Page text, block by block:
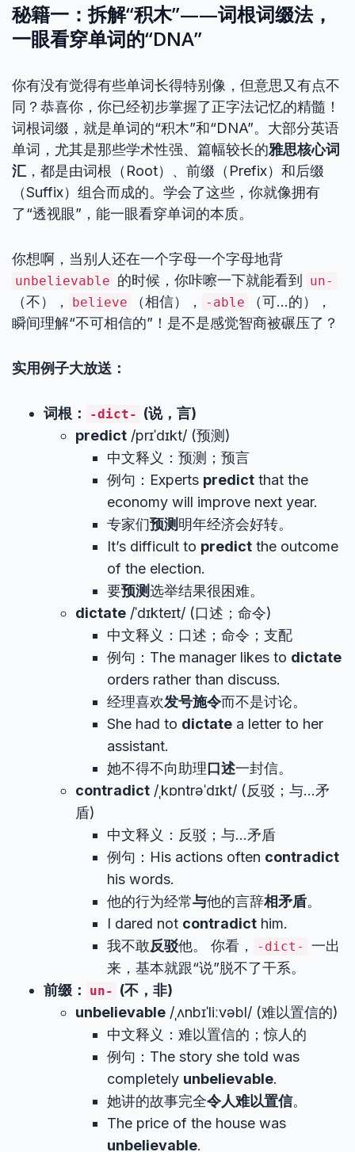
秘籍一：拆解“积木”——词根词缀法，
一眼看穿单词的“DNA”
你有没有觉得有些单词长得特别像，但意思又有点不
同？恭喜你，你已经初步掌握了正字法记忆的精髓！
词根词缀，就是单词的“积木”和“DNA”。大部分英语
单词，尤其是那些学术性强、篇幅较长的雅思核心词
汇 ，都是由词根（Root）、前缀（Prefix）和后缀
（Suffix）组合而成的。学会了这些，你就像拥有
了“透视眼”，能一眼看穿单词的本质。
你想啊，当别人还在一个字母一个字母地背
unbelievable 的时候，你咔嚓一下就能看到 un-
（不）， believe （相信）， -able
（可…的），
瞬间理解“不可相信的”！是不是感觉智商被碾压了？
实用例子大放送：
词根： -dict- (说，言)
predict /prɪˈdɪkt/ (预测)
中文释义：预测；预言
例句：Experts predict that the
economy will improve next year.
专家们预测明年经济会好转。
It’s difficult to predict the outcome
of the election.
要预测选举结果很困难。
dictate /ˈdɪkteɪt/ (口述；命令)
中文释义：口述；命令；支配
例句：The manager likes to dictate
orders rather than discuss.
经理喜欢发号施令而不是讨论。
She had to dictate a letter to her
assistant.
她不得不向助理口述一封信。
contradict /ˌkɒntrəˈdɪkt/ (反驳；与…矛
盾)
中文释义：反驳；与…矛盾
例句：His actions often contradict
his words.
他的行为经常与他的言辞相矛盾。
I dared not contradict him.
我不敢反驳他。 你看， -dict-
一出
来，基本就跟“说”脱不了干系。
前缀：
un- (不，非)
unbelievable /ˌʌnbɪˈliːvəbl/ (难以置信的)
中文释义：难以置信的；惊人的
例句：The story she told was
completely unbelievable.
她讲的故事完全令人难以置信。
The price of the house was
unbelievable.